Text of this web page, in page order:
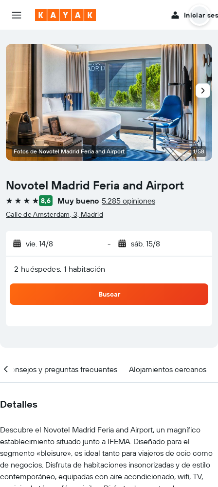
Iniciar
Novotel Madrid Feria and Airport
4 estrellas8,6 Muy bueno 5.285 opiniones
Calle de Amsterdam, 3, Madrid
vie. 14/8 - sáb. 15/8
2 huéspedes, 1 habitación
Buscar
Fotos de Novotel Madrid Feria and Airport 1/58
Consejos y preguntas frecuentes Alojamientos cercanos
Detalles
Descubre el Novotel Madrid Feria and Airport, un magnífico
establecimiento situado junto a IFEMA. Diseñado para el
segmento «bleisure», es ideal tanto para viajeros de ocio como
de negocios. Disfruta de habitaciones insonorizadas y de estilo
contemporáneo, equipadas con aire acondicionado, wifi, TV,